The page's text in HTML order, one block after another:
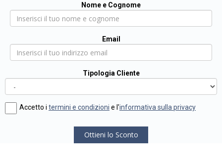
Nome e Cognome
Email
Tipologia Cliente
Accetto i termini e condizioni e l'informativa sulla privacy
Ottieni lo Sconto